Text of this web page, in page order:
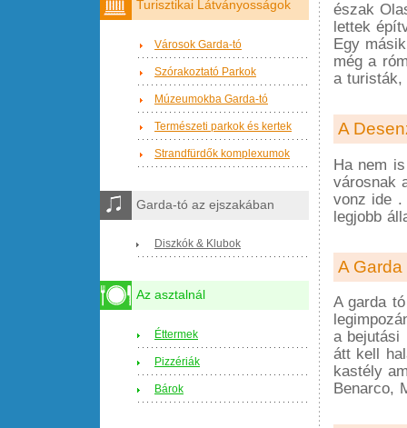
észak
lettek
Egy
még a
a turisták,
A
Ha nem
városnak
vonz ide .
legjobb
A
A garda
a bejutási
átt kell
kastély
Benarco,
Turisztikai Látványosságok
Városok Garda-tó
Szórakoztató Parkok
Múzeumokba Garda-tó
Természeti parkok és kertek
Strandfürdők komplexumok
Garda-tó az ejszakában
Diszkók & Klubok
Az asztalnál
Éttermek
Pizzériák
Bárok